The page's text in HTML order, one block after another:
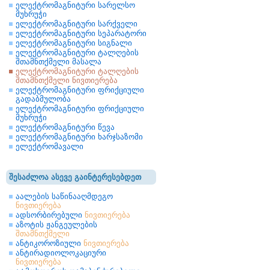
ელექტრომაგნიტური სარელსო
მუხრუჭი
ელექტრომაგნიტური სარქველი
ელექტრომაგნიტური სეპარატორი
ელექტრომაგნიტური სიგნალი
ელექტრომაგნიტური ტალღების
შთამნთქმელი მასალა
ელექტრომაგნიტური ტალღების
შთამნთქმელი ნივთიერება
ელექტრომაგნიტური ფრიქციული
გადაბმულობა
ელექტრომაგნიტური ფრიქციული
მუხრუჭი
ელექტრომაგნიტური წევა
ელექტრომაგნიტური ხარჯსაზომი
ელექტრომავალი
შესაძლოა ასევე გაინტერესებდეთ
აალების საწინააღმდეგო
ნივთიერება
ადსორბირებული ნივთიერება
აზოტის ჟანგეულების
შთამნთქმელი
ანტიკოროზიული ნივთიერება
ანტირადიოლოკაციური
ნივთიერება